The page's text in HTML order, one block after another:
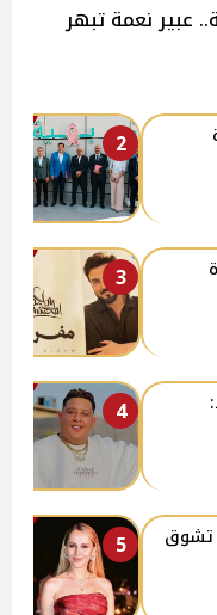
عبير نعمة تبهر
2
3
4
5
تشوق